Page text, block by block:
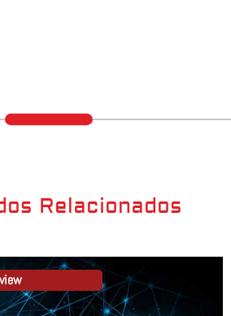
Relacionados